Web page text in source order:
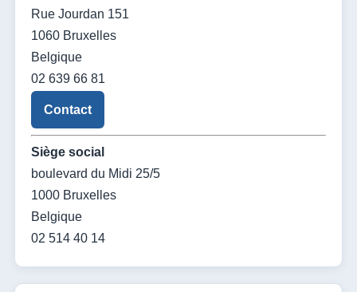
Rue Jourdan 151
1060 Bruxelles
Belgique
02 639 66 81
Contact
Siège social
boulevard du Midi 25/5
1000 Bruxelles
Belgique
02 514 40 14